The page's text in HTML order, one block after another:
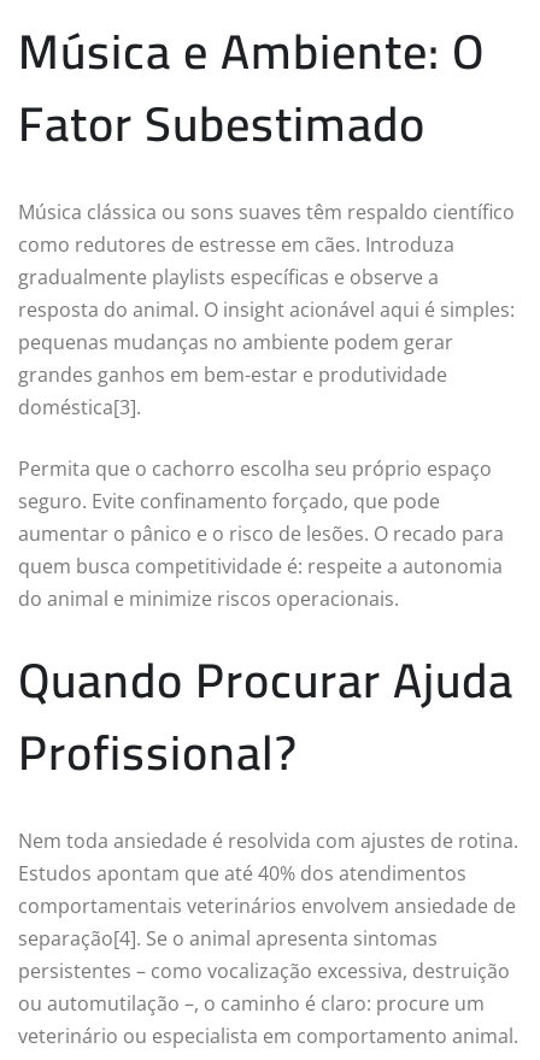
Música e Ambiente: O
Fator Subestimado
Música clássica ou sons suaves têm respaldo científico
como redutores de estresse em cães. Introduza
gradualmente playlists específicas e observe a
resposta do animal. O insight acionável aqui é simples:
pequenas mudanças no ambiente podem gerar
grandes ganhos em bem-estar e produtividade
doméstica[3].
Permita que o cachorro escolha seu próprio espaço
seguro. Evite confinamento forçado, que pode
aumentar o pânico e o risco de lesões. O recado para
quem busca competitividade é: respeite a autonomia
do animal e minimize riscos operacionais.
Quando Procurar Ajuda
Profissional?
Nem toda ansiedade é resolvida com ajustes de rotina.
Estudos apontam que até 40% dos atendimentos
comportamentais veterinários envolvem ansiedade de
separação[4]. Se o animal apresenta sintomas
persistentes – como vocalização excessiva, destruição
ou automutilação –, o caminho é claro: procure um
veterinário ou especialista em comportamento animal.